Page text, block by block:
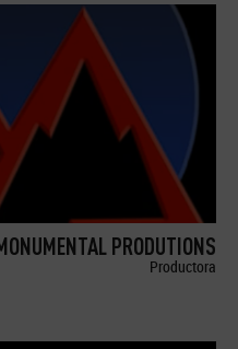
PRODUTIONS
Productora